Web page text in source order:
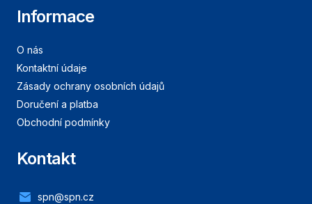
Informace
O nás
Kontaktní údaje
Zásady ochrany osobních údajů
Doručení a platba
Obchodní podmínky
Kontakt
spn@spn.cz